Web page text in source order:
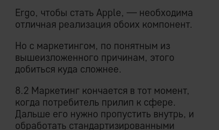
Ergo, чтобы стать Apple, — необходима
отличная реализация обоих компонент.
Но с маркетингом, по понятным из
вышеизложенного причинам, этого
добиться куда сложнее.
8.2 Маркетинг кончается в тот момент,
когда потребитель прилип к сфере.
Дальше его нужно пропустить внутрь, и
обработать стандартизированными